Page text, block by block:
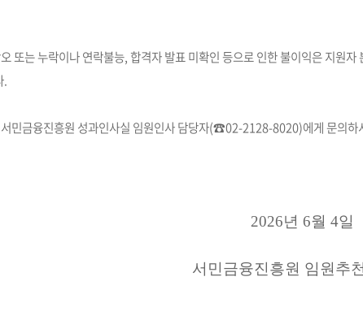
또는 누락이나 연락불능, 합격자 발표 미확인 등으로 인한 불이익은 지원
.
서민금융진흥원 성과인사실 임원인사 담당자(☎02-2128-8020)에게 문의하
2026년 6월 4일
서민금융진흥원 임원추